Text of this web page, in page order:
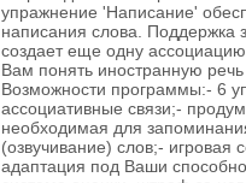
упражнение 'Написание'
написания слова. Поддержка
создает еще одну
Вам понять иностранную
Возможности программы:- 6
ассоциативные связи;-
необходимая для
(озвучивание) слов;- игровая
адаптация под Ваши